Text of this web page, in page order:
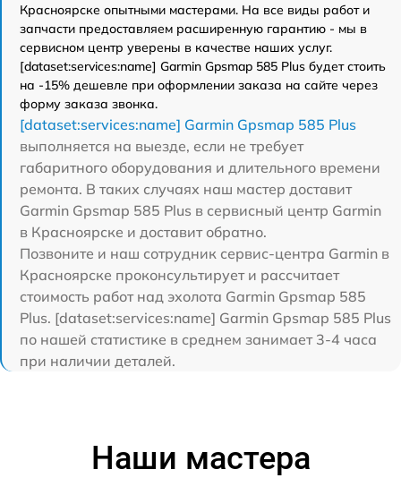
Красноярске опытными мастерами. На все виды работ и
запчасти предоставляем расширенную гарантию - мы в
сервисном центр уверены в качестве наших услуг.
[dataset:services:name] Garmin Gpsmap 585 Plus будет стоить
на -15% дешевле при оформлении заказа на сайте через
форму заказа звонка.
[dataset:services:name] Garmin Gpsmap 585 Plus
выполняется на выезде, если не требует
габаритного оборудования и длительного времени
ремонта. В таких случаях наш мастер доставит
Garmin Gpsmap 585 Plus в сервисный центр Garmin
в Красноярске и доставит обратно.
Позвоните и наш сотрудник сервис-центра Garmin в
Красноярске проконсультирует и рассчитает
стоимость работ над эхолота Garmin Gpsmap 585
Plus. [dataset:services:name] Garmin Gpsmap 585 Plus
по нашей статистике в среднем занимает 3-4 часа
при наличии деталей.
Наши мастера